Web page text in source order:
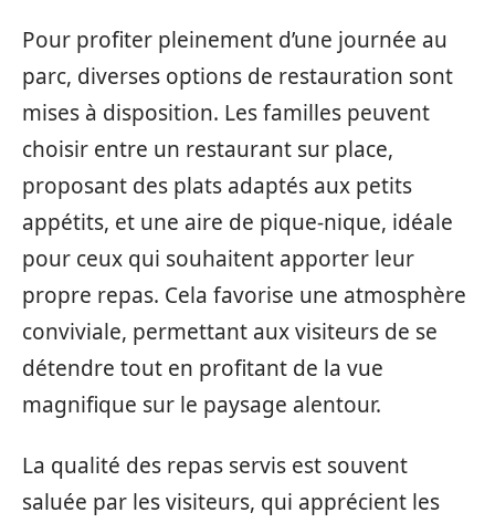
Pour profiter pleinement d’une journée au
parc, diverses options de restauration sont
mises à disposition. Les familles peuvent
choisir entre un restaurant sur place,
proposant des plats adaptés aux petits
appétits, et une aire de pique-nique, idéale
pour ceux qui souhaitent apporter leur
propre repas. Cela favorise une atmosphère
conviviale, permettant aux visiteurs de se
détendre tout en profitant de la vue
magnifique sur le paysage alentour.
La qualité des repas servis est souvent
saluée par les visiteurs, qui apprécient les